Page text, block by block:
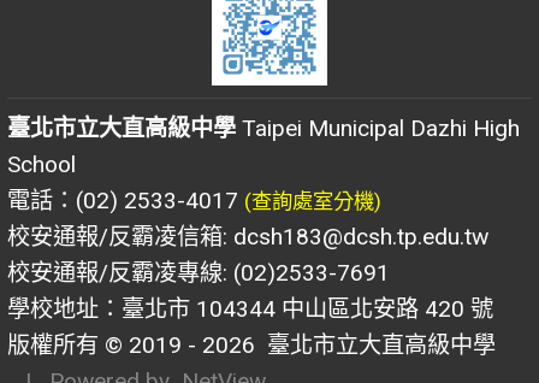
臺北市立大直高級中學 Taipei Municipal Dazhi High
School
電話：(02) 2533-4017 (查詢處室分機)
校安通報/反霸凌信箱: dcsh183@dcsh.tp.edu.tw
校安通報/反霸凌專線: (02)2533-7691
學校地址：臺北市 104344 中山區北安路 420 號
版權所有 © 2019 - 2026 臺北市立大直高級中學